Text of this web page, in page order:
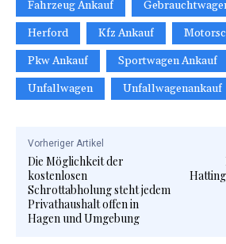
Fahrzeug Ankauf
Herford
Kfz Ankauf
Pkw Ankauf
Sportwagen Ankauf
Unfallwagen
Unfallwagenankauf
Vorheriger Artikel
Die Möglichkeit der
kostenlosen
Schrottabholung steht jedem
Privathaushalt offen in
Hagen und Umgebung